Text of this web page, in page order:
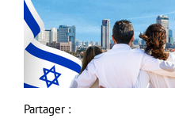
Partager :